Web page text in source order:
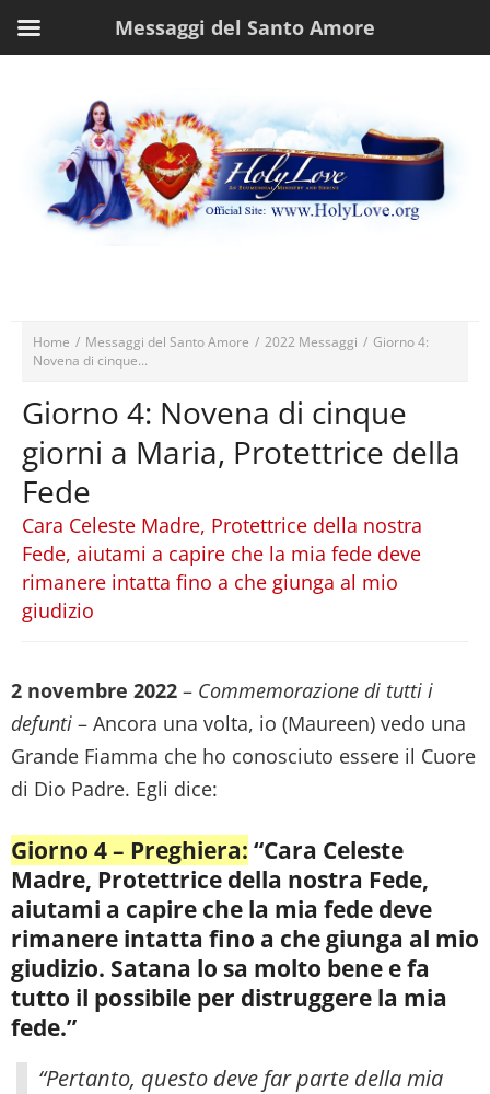
Home / Messaggi del Santo Amore / 2022 Messaggi / Giorno 4:
Novena di cinque...
Giorno 4: Novena di cinque
giorni a Maria, Protettrice della
Fede
Cara Celeste Madre, Protettrice della nostra
Fede, aiutami a capire che la mia fede deve
rimanere intatta fino a che giunga al mio
giudizio
2 novembre 2022 – Commemorazione di tutti i
defunti – Ancora una volta, io (Maureen) vedo una
Grande Fiamma che ho conosciuto essere il Cuore
di Dio Padre. Egli dice:
Giorno 4 – Preghiera: “Cara Celeste
Madre, Protettrice della nostra Fede,
aiutami a capire che la mia fede deve
rimanere intatta fino a che giunga al mio
giudizio. Satana lo sa molto bene e fa
tutto il possibile per distruggere la mia
fede.”
“Pertanto, questo deve far parte della mia
Messaggi del Santo Amore